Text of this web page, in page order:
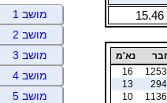
15.46
נא'מ
16
13
10
מושב 1
מושב 2
מושב 3
מושב 4
מושב 5